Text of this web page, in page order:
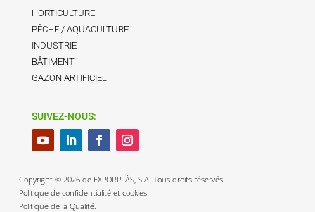
HORTICULTURE
PÊCHE / AQUACULTURE
INDUSTRIE
BÂTIMENT
GAZON ARTIFICIEL
SUIVEZ-NOUS:
Copyright © 2026 de EXPORPLÁS, S.A. Tous droits réservés.
Politique de confidentialité et cookies.
Politique de la Qualité.